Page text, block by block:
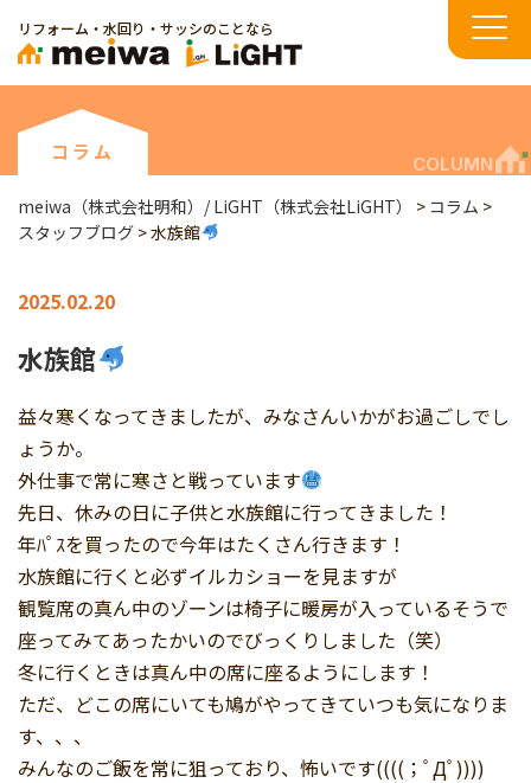
リフォーム・水回り・サッシのことなら
コラム
COLUMN
meiwa（株式会社明和）/ LiGHT（株式会社LiGHT） > コラム >
スタッフブログ >水族館
2025.02.20
水族館
益々寒くなってきましたが、みなさんいかがお過ごしでし
ょうか。
外仕事で常に寒さと戦っています
先日、休みの日に子供と水族館に行ってきました！
年ﾊﾟｽを買ったので今年はたくさん行きます！
水族館に行くと必ずイルカショーを見ますが
観覧席の真ん中のゾーンは椅子に暖房が入っているそうで
座ってみてあったかいのでびっくりしました（笑）
冬に行くときは真ん中の席に座るようにします！
ただ、どこの席にいても鳩がやってきていつも気になりま
す、、、
みんなのご飯を常に狙っており、怖いです((((；ﾟДﾟ))))